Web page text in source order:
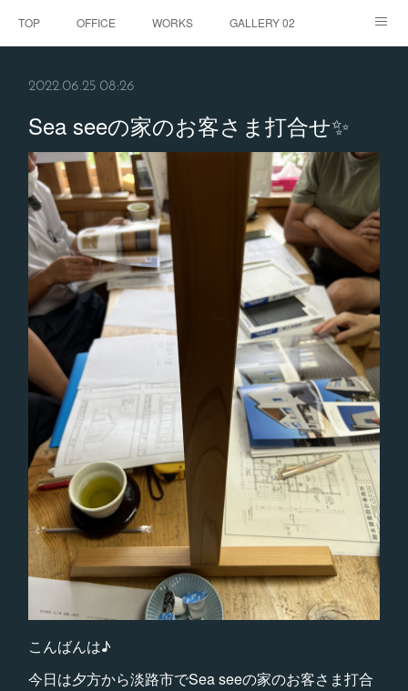
TOP OFFICE WORKS GALLERY 02
2022.06.25 08:26
Sea seeの家のお客さま打合せ✨
こんばんは♪
今日は夕方から淡路市でSea seeの家のお客さま打合